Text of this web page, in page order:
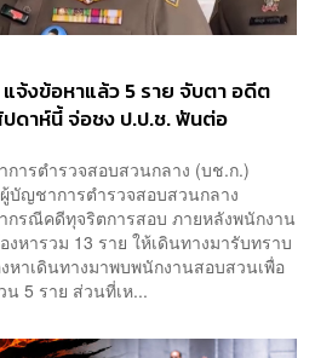
จ้งข้อหาแล้ว 5 ราย จับตา อดีต
ดาห์นี้ จ่อชง ป.ป.ช. ฟันต่อ
ารตำรวจสอบสวนกลาง (บช.ก.)
ญชาการตำรวจสอบสวนกลาง
กรณีคดีทุจริตการสอบ ภายหลังพนักงาน
หารวม 13 ราย ให้เดินทางมารับทราบ
าเดินทางมาพบพนักงานสอบสวนเพื่อ
5 ราย ส่วนที่เห...